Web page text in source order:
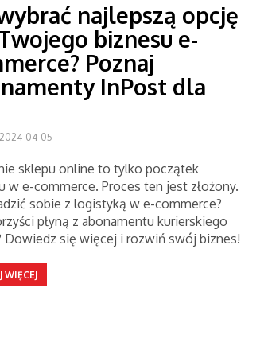
najlepszą opcję
biznesu e-
Poznaj
InPost dla
04-05
sklepu online to tylko początek
w e-commerce. Proces ten jest złożony.
sobie z logistyką w e-commerce?
płyną z abonamentu kurierskiego
Dowiedz się więcej i rozwiń swój biznes!
WIĘCEJ